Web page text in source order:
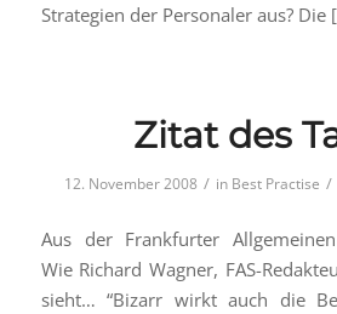
Strategien der Personaler aus? Die
Zitat des
12. November 2008 / in Best Practise /
Aus der Frankfurter
Wie Richard Wagner, FAS-
sieht… “Bizarr wirkt auch die